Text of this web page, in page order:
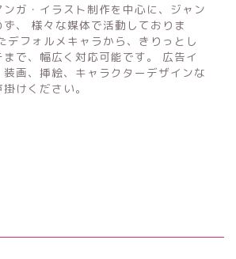
ガ・イラスト制作を中心に、ジャン
、 様々な媒体で活動しておりま
デフォルメキャラから、きりっとし
で、幅広く対応可能です。 広告イ
画、挿絵、キャラクターデザインな
けください。